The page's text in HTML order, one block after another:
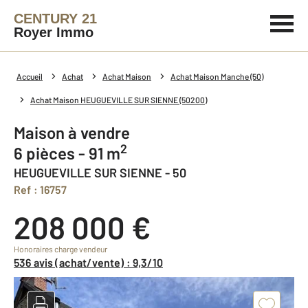
CENTURY 21
Royer Immo
Accueil Achat Achat Maison Achat Maison Manche (50)
Achat Maison HEUGUEVILLE SUR SIENNE (50200)
Maison à vendre
6 pièces - 91 m2
HEUGUEVILLE SUR SIENNE - 50
Ref : 16757
208 000 €
Honoraires charge vendeur
536 avis (achat/vente) : 9,3/10